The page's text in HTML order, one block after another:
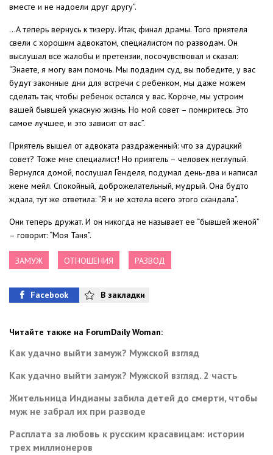
вместе и не надоели друг другу”.
…А теперь вернусь к тизеру. Итак, финал драмы. Того приятеля
свели с хорошим адвокатом, специалистом по разводам. Он
выслушал все жалобы и претензии, посочувствовал и сказал:
“Знаете, я могу вам помочь. Мы подадим суд, вы победите, у вас
будут законные дни для встречи с ребенком, мы даже можем
сделать так, чтобы ребенок остался у вас. Короче, мы устроим
вашей бывшей ужасную жизнь. Но мой совет – помиритесь. Это
самое лучшее, и это зависит от вас”.
Приятель вышел от адвоката раздраженный: что за дурацкий
совет? Тоже мне специалист! Но приятель – человек неглупый.
Вернулся домой, послушал Генделя, подумал день-два и написал
жене мейл. Спокойный, доброжелательный, мудрый. Она будто
ждала, тут же ответила: “Я и не хотела всего этого скандала”.
Они теперь дружат. И он никогда не называет ее “бывшей женой”
– говорит: “Моя Таня”.
ЗАМУЖ ОТНОШЕНИЯ РАЗВОД
Facebook В закладки
Читайте также на ForumDaily Woman:
Как удачно выйти замуж? Мужской взгляд
Как удачно выйти замуж? Мужской взгляд. 2 часть
Жительница Индианы забила детей до смерти, чтобы
муж не забрал их при разводе
Расплата за любовь к русским красавицам: истории
трех миллионеров